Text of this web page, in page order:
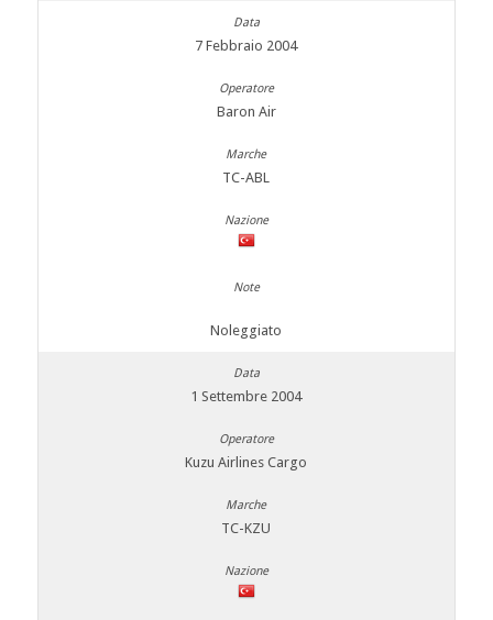
7 Febbraio 2004
Baron Air
TC-ABL
Noleggiato
1 Settembre 2004
Kuzu Airlines Cargo
TC-KZU